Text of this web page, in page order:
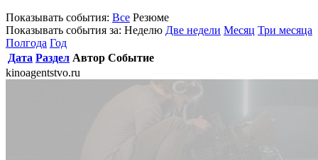
Показывать события: Все Резюме
Показывать события за: Неделю Две недели Месяц Три месяца
Полгода Год
Дата Раздел Автор Событие
kinoagentstvo.ru